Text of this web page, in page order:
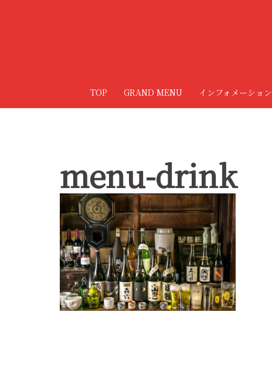
TOP GRAND MENU インフォメーション
menu-drink